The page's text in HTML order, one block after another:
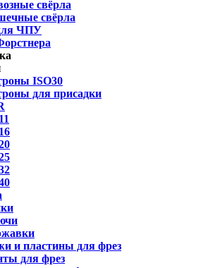
свёрла
свёрла
ЧПУ
ISO30
для присадки
и пластины для фрез
для фрез